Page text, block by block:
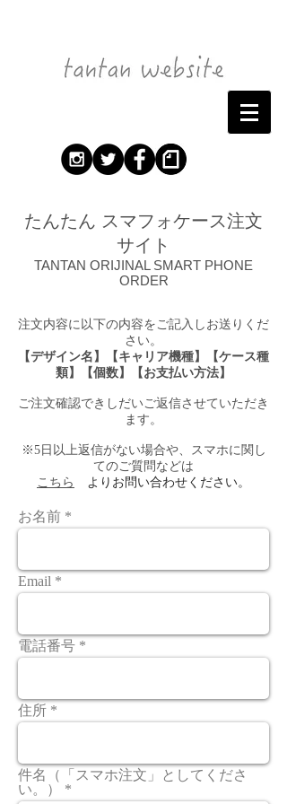
たんたん スマフォケース注文
サイト
TANTAN ORIJINAL SMART PHONE
ORDER
注文内容に以下の内容をご記入しお送りくだ
さい。
【デザイン名】【キャリア機種】【ケース種
類】【個数】【お支払い方法】
ご注文確認できしだいご返信させていただき
ます。
※5日以上返信がない場合や、スマホに関し
てのご質問などは
こちら
よりお問い合わせください。
お名前
Email
電話番号
住所
件名（「スマホ注文」としてくださ
い。）